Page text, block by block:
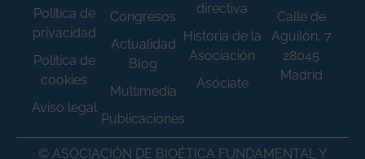
Política de
privacidad
Política de
cookies
Aviso legal
Congresos
Actualidad
Blog
Multimedia
Publicaciones
directiva
Historia de la
Asociación
Asóciate
Calle de
Aguilón, 7
28045
Madrid
© ASOCIACIÓN DE BIOÉTICA FUNDAMENTAL Y